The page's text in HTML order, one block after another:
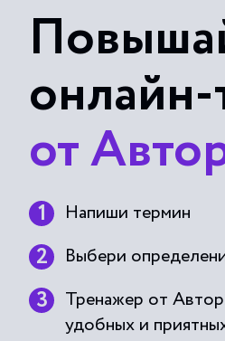
от
Напиши термин
Выбери
Тренажер от
удобных и